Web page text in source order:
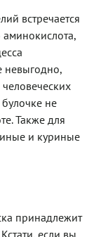
встречается
невыгодно,
не
Также для
и куриные
принадлежит